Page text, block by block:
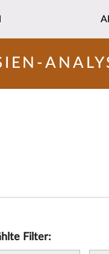
Filter: